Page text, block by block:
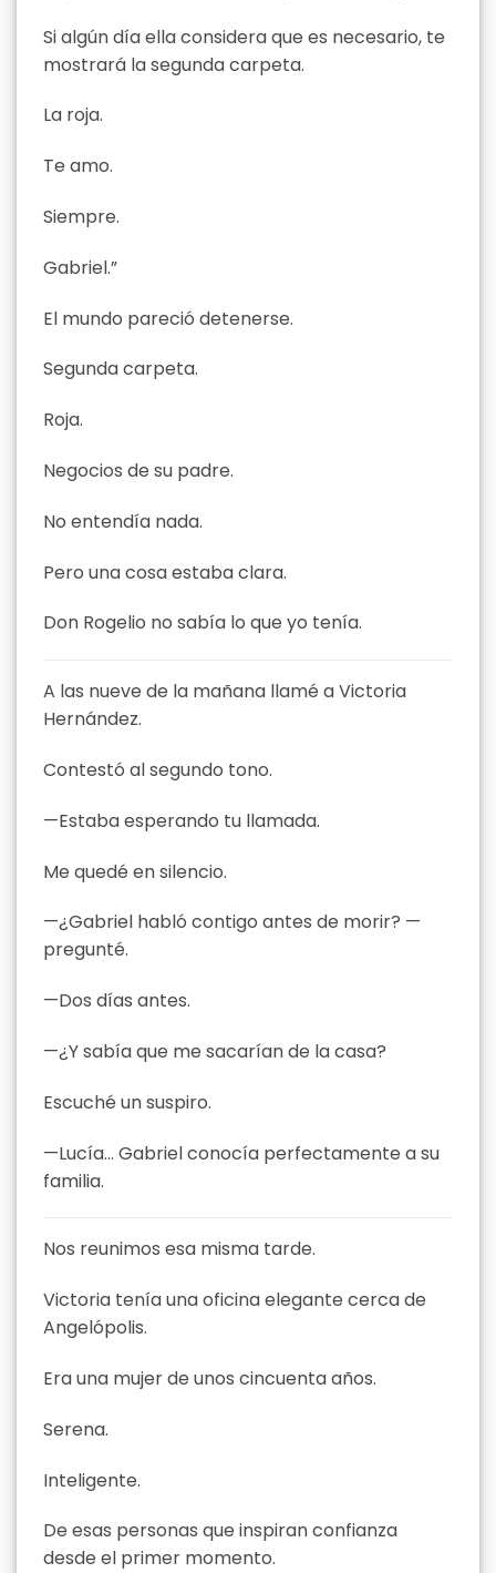
Si algún día ella considera que es necesario, te
mostrará la segunda carpeta.
La roja.
Te amo.
Siempre.
Gabriel.”
El mundo pareció detenerse.
Segunda carpeta.
Roja.
Negocios de su padre.
No entendía nada.
Pero una cosa estaba clara.
Don Rogelio no sabía lo que yo tenía.
A las nueve de la mañana llamé a Victoria
Hernández.
Contestó al segundo tono.
—Estaba esperando tu llamada.
Me quedé en silencio.
—¿Gabriel habló contigo antes de morir? —
pregunté.
—Dos días antes.
—¿Y sabía que me sacarían de la casa?
Escuché un suspiro.
—Lucía… Gabriel conocía perfectamente a su
familia.
Nos reunimos esa misma tarde.
Victoria tenía una oficina elegante cerca de
Angelópolis.
Era una mujer de unos cincuenta años.
Serena.
Inteligente.
De esas personas que inspiran confianza
desde el primer momento.